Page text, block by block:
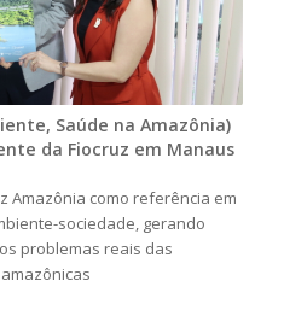
Saúde na Amazônia)
da Fiocruz em Manaus
Amazônia como referência em
sociedade, gerando
problemas reais das